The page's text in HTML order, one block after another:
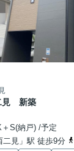
見 新築
S(納戸) /予定
二見」駅 徒歩9分